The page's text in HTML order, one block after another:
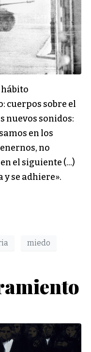
hábito
cuerpos sobre el
nuevos sonidos:
en los
no
el siguiente (…)
y se adhiere».
miedo